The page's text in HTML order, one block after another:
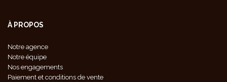
À PROPOS
Notre agence
Notre équipe
Nos engagements
Paiement et conditions de vente